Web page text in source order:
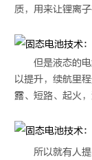
质，用来让锂离
但是液态的
以提升，续航里
露、短路、起火
所以就有人